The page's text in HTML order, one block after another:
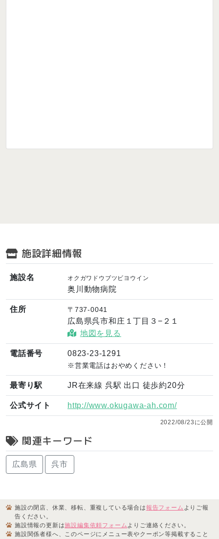
施設詳細情報
施設名 オクガワドウブツビヨウイン
奥川動物病院
住所 〒737-0041
広島県呉市和庄１丁目３−２１
地図を見る
電話番号 0823-23-1291
※営業電話はおやめください！
最寄り駅 JR在来線 呉駅 出口 徒歩約20分
公式サイト http://www.okugawa-ah.com/
2022/08/23に公開
関連キーワード
広島県 呉市
施設の閉店、休業、移転、重複している場合は報告フォーム よりご報
告ください。
施設情報の更新は施設編集依頼フォーム よりご連絡ください。
施設関係者様へ、このページにメニュー表やクーポン等掲載すること